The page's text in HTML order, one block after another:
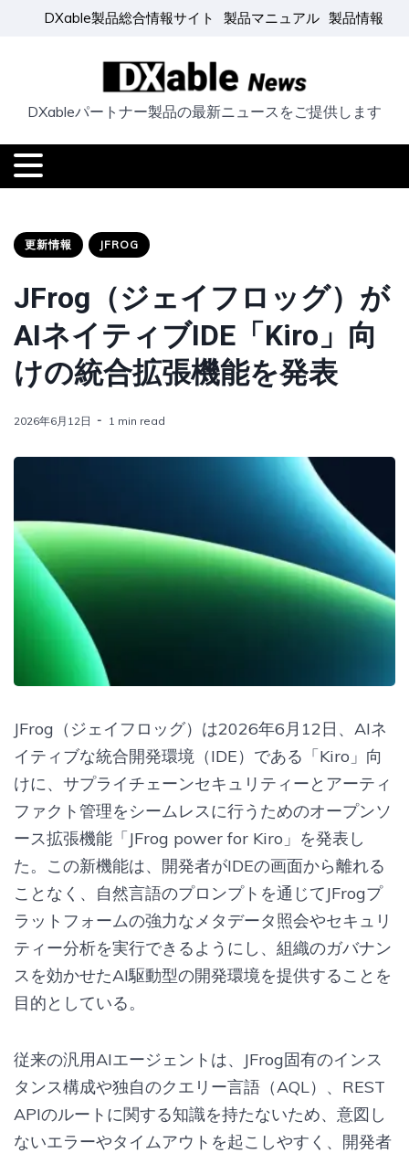
DXable製品総合情報サイト 製品マニュアル 製品情報
DXableパートナー製品の最新ニュースをご提供します
更新情報 JFROG
JFrog（ジェイフロッグ）が
AIネイティブIDE「Kiro」向
けの統合拡張機能を発表
2026年6月12日 1 min read
JFrog（ジェイフロッグ）は2026年6月12日、AIネ
イティブな統合開発環境（IDE）である「Kiro」向
けに、サプライチェーンセキュリティーとアーティ
ファクト管理をシームレスに行うためのオープンソ
ース拡張機能「JFrog power for Kiro」を発表し
た。この新機能は、開発者がIDEの画面から離れる
ことなく、自然言語のプロンプトを通じてJFrogプ
ラットフォームの強力なメタデータ照会やセキュリ
ティー分析を実行できるようにし、組織のガバナン
スを効かせたAI駆動型の開発環境を提供することを
目的としている。
従来の汎用AIエージェントは、JFrog固有のインス
タンス構成や独自のクエリー言語（AQL）、REST
APIのルートに関する知識を持たないため、意図し
ないエラーやタイムアウトを起こしやすく、開発者